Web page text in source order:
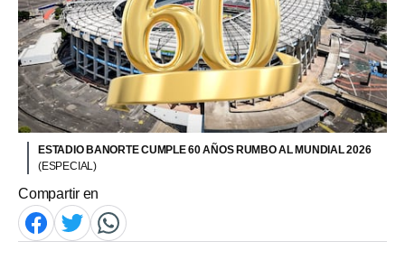
ESTADIO BANORTE CUMPLE 60 AÑOS RUMBO AL MUNDIAL 2026
(ESPECIAL)
Compartir en